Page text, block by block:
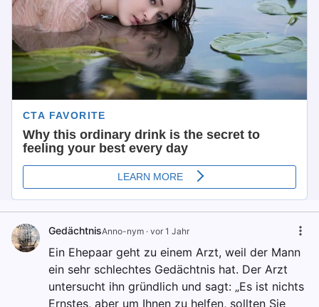
GedächtnisAnno-nym · vor 1 Jahr
Ein Ehepaar geht zu einem Arzt, weil der Mann
ein sehr schlechtes Gedächtnis hat. Der Arzt
untersucht ihn gründlich und sagt: „Es ist nichts
Ernstes, aber um Ihnen zu helfen, sollten Sie